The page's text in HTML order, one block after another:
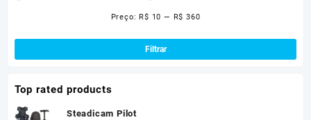
Filtrar
Preço: R$ 10 — R$ 360
Top rated products
Steadicam Pilot